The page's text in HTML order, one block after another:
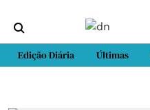
Edição Diária Últimas